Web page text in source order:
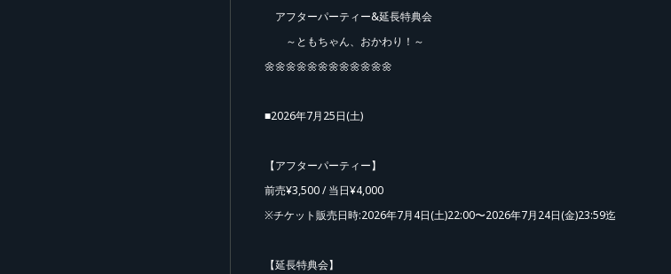
アフターパーティー&延長特典会
～ともちゃん、おかわり！～
🌼🌼🌼🌼🌼🌼🌼🌼🌼🌼🌼🌼
■2026年7月25日(土)
【アフターパーティー】
前売¥3,500 / 当日¥4,000
※チケット販売日時:2026年7月4日(土)22:00〜2026年7月24日(金)23:59迄
【延長特典会】